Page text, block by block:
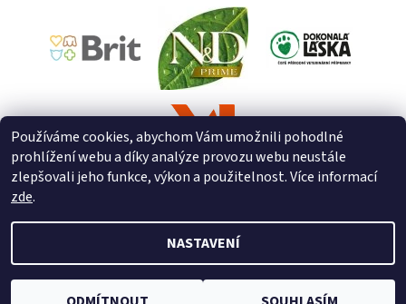
2026 © ZooZverimex, všechna práva vyhrazena
cookies
Používáme cookies, abychom Vám umožnili pohodlné
prohlížení webu a díky analýze provozu webu neustále
zlepšovali jeho funkce, výkon a použitelnost. Více informací
zde.
NASTAVENÍ